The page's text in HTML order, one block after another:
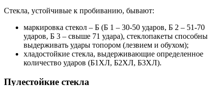
Стекла, устойчивые к пробиванию, бывают:
маркировка стекол – Б (Б 1 – 30-50 ударов, Б 2 – 51-70
ударов, Б 3 – свыше 71 удара), стеклопакеты способны
выдерживать удары топором (лезвием и обухом);
хладостойкие стекла, выдерживающие определенное
количество ударов (Б1ХЛ, Б2ХЛ, Б3ХЛ).
Пулестойкие стекла